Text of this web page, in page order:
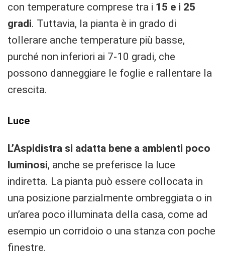
con temperature comprese tra i 15 e i 25
gradi. Tuttavia, la pianta è in grado di
tollerare anche temperature più basse,
purché non inferiori ai 7-10 gradi, che
possono danneggiare le foglie e rallentare la
crescita.
Luce
L’Aspidistra si adatta bene a ambienti poco
luminosi, anche se preferisce la luce
indiretta. La pianta può essere collocata in
una posizione parzialmente ombreggiata o in
un’area poco illuminata della casa, come ad
esempio un corridoio o una stanza con poche
finestre.